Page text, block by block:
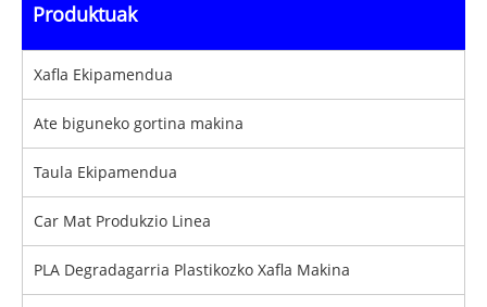
Produktuak
Xafla Ekipamendua
Ate biguneko gortina makina
Taula Ekipamendua
Car Mat Produkzio Linea
PLA Degradagarria Plastikozko Xafla Makina